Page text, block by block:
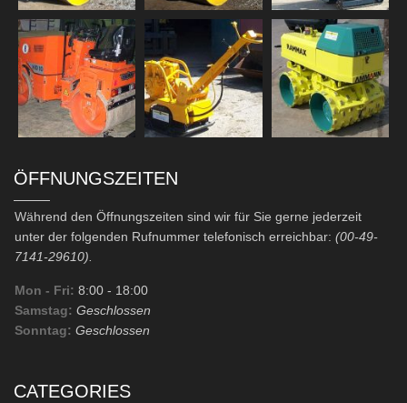
ÖFFNUNGSZEITEN
Während den Öffnungszeiten sind wir für Sie gerne jederzeit
unter der folgenden Rufnummer telefonisch erreichbar: (00-49-
7141-29610).
Mon - Fri: 8:00 - 18:00
Samstag: Geschlossen
Sonntag: Geschlossen
CATEGORIES